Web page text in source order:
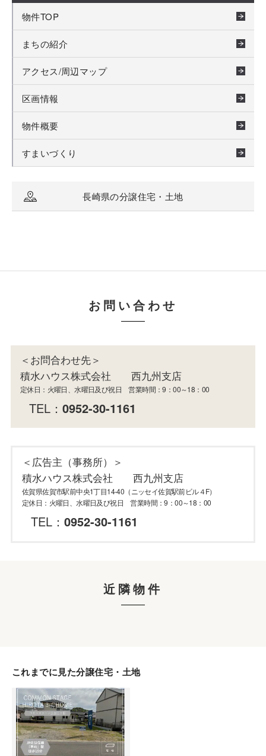
物件TOP
まちの紹介
アクセス/周辺マップ
区画情報
物件概要
すまいづくり
長崎県の分譲住宅・土地
お問い合わせ
＜お問合わせ先＞
積水ハウス株式会社 西九州支店
定休日：火曜日、水曜日及び祝日 営業時間：9：00～18：00
TEL：0952-30-1161
＜広告主（事務所）＞
積水ハウス株式会社 西九州支店
佐賀県佐賀市駅前中央1丁目14-40（ニッセイ佐賀駅前ビル４F）
定休日：火曜日、水曜日及び祝日 営業時間：9：00～18：00
TEL： 0952-30-1161
近隣物件
これまでに見た分譲住宅・土地